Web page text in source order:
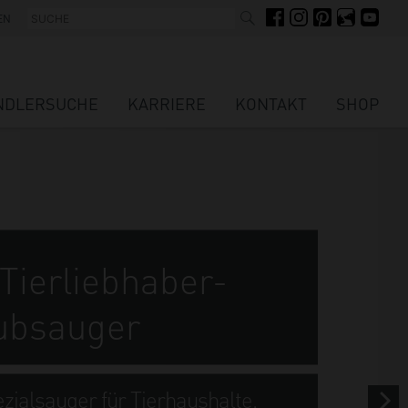
FACEBOOK
INSTAGRAM
PINTEREST
FELLIGEYOUTUBE
KARRIERE KONTAKT SHOP
für Tierhaushalte.